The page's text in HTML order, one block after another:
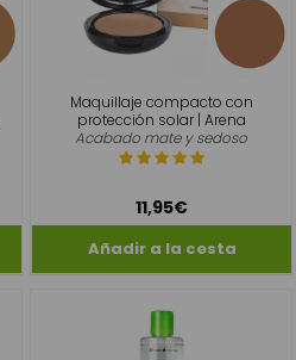
Maquillaje compacto con
protección solar | Arena
Acabado mate y sedoso
11,95€